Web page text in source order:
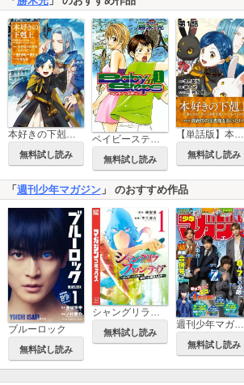
本好きの下剋上 第四部
無料試し読み
ベイビーステップ
無料試し読み
【単話版】本好きの下剋上～司書になるためには手段を選んでいられません～第四部「貴族院の図書館を救いたい！」
無料試し読み
「 週刊少年マガジン 」 のおすすめ作品
ブルーロック
無料試し読み
無料試し読み
週刊少年マガジン
無料試し読み